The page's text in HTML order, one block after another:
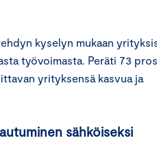
kyselyn mukaan
työvoimasta. Peräti 73
yrityksensä kasvua ja
sähköiseksi